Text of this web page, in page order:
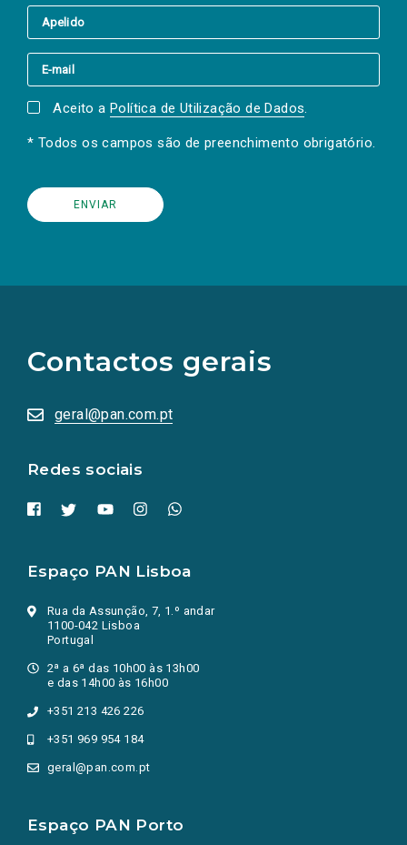
Aceito a Política de Utilização de Dados.
* Todos os campos são de preenchimento obrigatório.
Contactos gerais
geral@pan.com.pt
Redes sociais
redes
sociais
numa
nova
Espaço PAN Lisboa
Rua da Assunção, 7, 1.º andar
1100-042 Lisboa
Portugal
2ª a 6ª das 10h00 às 13h00
e das 14h00 às 16h00
+351 213 426 226
+351 969 954 184
geral@pan.com.pt
Espaço PAN Porto